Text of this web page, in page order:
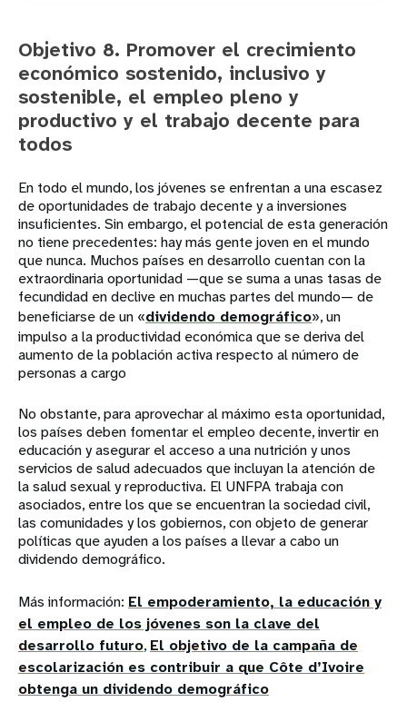
Objetivo 8. Promover el crecimiento
económico sostenido, inclusivo y
sostenible, el empleo pleno y
productivo y el trabajo decente para
todos
En todo el mundo, los jóvenes se enfrentan a una escasez
de oportunidades de trabajo decente y a inversiones
insuficientes. Sin embargo, el potencial de esta generación
no tiene precedentes: hay más gente joven en el mundo
que nunca. Muchos países en desarrollo cuentan con la
extraordinaria oportunidad —que se suma a unas tasas de
fecundidad en declive en muchas partes del mundo— de
beneficiarse de un «dividendo demográfico», un
impulso a la productividad económica que se deriva del
aumento de la población activa respecto al número de
personas a cargo
No obstante, para aprovechar al máximo esta oportunidad,
los países deben fomentar el empleo decente, invertir en
educación y asegurar el acceso a una nutrición y unos
servicios de salud adecuados que incluyan la atención de
la salud sexual y reproductiva. El UNFPA trabaja con
asociados, entre los que se encuentran la sociedad civil,
las comunidades y los gobiernos, con objeto de generar
políticas que ayuden a los países a llevar a cabo un
dividendo demográfico.
Más información: El empoderamiento, la educación y
el empleo de los jóvenes son la clave del
desarrollo futuro, El objetivo de la campaña de
escolarización es contribuir a que Côte d’Ivoire
obtenga un dividendo demográfico